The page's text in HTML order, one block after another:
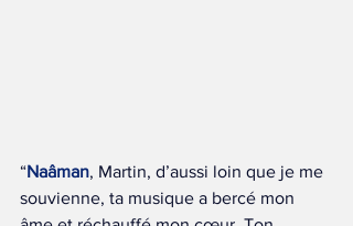
“Naâman, Martin, d’aussi loin que je me
souvienne, ta musique a bercé mon